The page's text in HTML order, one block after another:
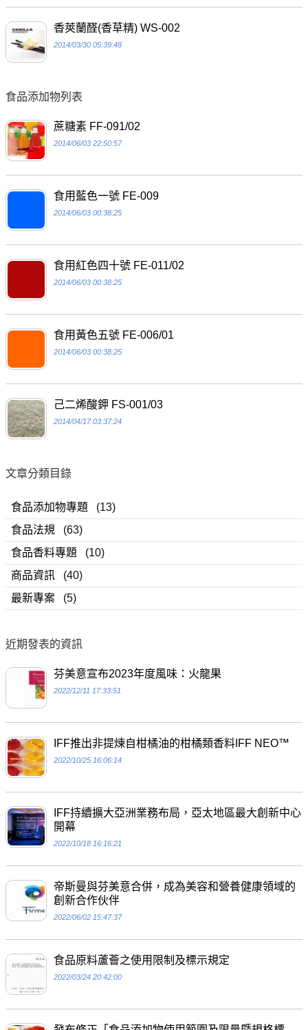
香莢蘭醛(香草精) WS-002
2014/03/30 05:39:48
食品添加物列表
蔗糖素 FF-091/02
2014/06/03 22:50:57
食用藍色一號 FE-009
2014/06/03 00:38:25
食用紅色四十號 FE-011/02
2014/06/03 00:38:25
食用黃色五號 FE-006/01
2014/06/03 00:38:25
己二烯酸鉀 FS-001/03
2014/04/17 03:37:24
文章分類目錄
食品添加物專題
(13)
食品法規
(63)
食品香料專題
(10)
商品資訊
(40)
最新專案
(5)
近期發表的資訊
芬美意宣布2023年度風味：火龍果
2022/12/11 17:33:51
IFF推出非提煉自柑橘油的柑橘類香料IFF NEO™
2022/10/25 16:06:14
IFF持續擴大亞洲業務布局，亞太地區最大創新中心
開幕
2022/10/18 16:16:21
帝斯曼與芬美意合併，成為美容和營養健康領域的
創新合作伙伴
2022/06/02 15:47:37
食品原料蘆薈之使用限制及標示規定
2022/03/24 20:42:00